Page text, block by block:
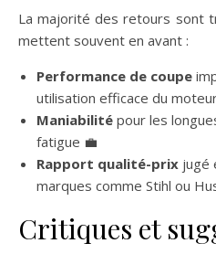
La majorité des retours sont
mettent souvent en avant :
Performance de coupe
utilisation efficace du
Maniabilité pour les
fatigue 💼
Rapport qualité-prix jugé
marques comme Stihl ou
Critiques et